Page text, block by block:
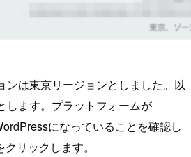
ンは東京リージョンとしました。以
します。プラットフォームが
になっていることを確認し
クリックします。